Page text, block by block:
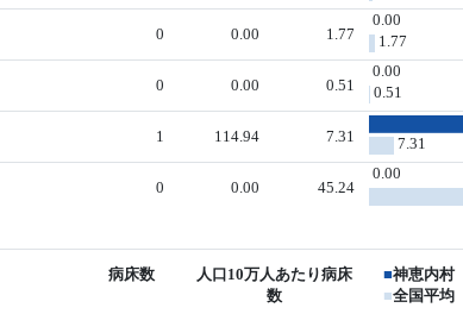
0 0.00 1.77
0.00
1.77
0 0.00 0.51
0.00
0.51
1 114.94 7.31
7.31
0 0.00 45.24
0.00
病床数
人口10万人あたり病床
数
■神恵内村
■全国平均